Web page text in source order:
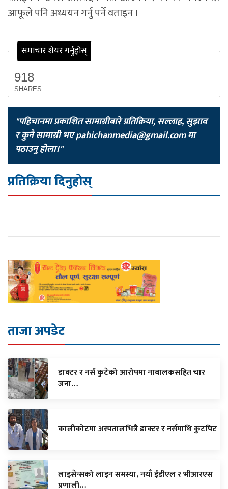
आफूले पनि अध्ययन गर्नु पर्ने वताइन ।
समाचार शेयर गर्नुहोस्
918
SHARES
"पहिचानमा प्रकाशित सामाग्रीबारे प्रतिक्रिया, सल्लाह, सुझाव
र कुनै सामाग्री भएpahichanmedia@gmail.comमा
पठाउनु होला।"
प्रतिक्रिया दिनुहोस्
ताजा अपडेट
डाक्टर र नर्स कुटेको आरोपमा नाबालकसहित चार
जना…
कालीकोटमा अस्पतालभित्रै डाक्टर र नर्समाथि कुटपिट
लाइसेन्सको लाइन समस्या, नयाँ ईडीएल र भीआरएस
प्रणाली…